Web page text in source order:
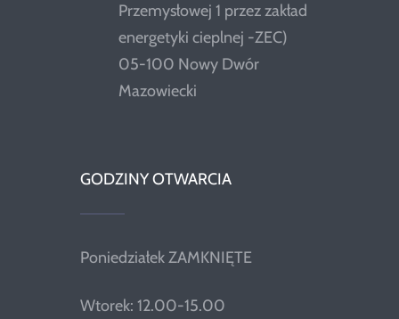
Przemysłowej 1 przez zakład
energetyki cieplnej -ZEC)
05-100 Nowy Dwór
Mazowiecki
GODZINY OTWARCIA
Poniedziałek ZAMKNIĘTE
Wtorek: 12.00-15.00